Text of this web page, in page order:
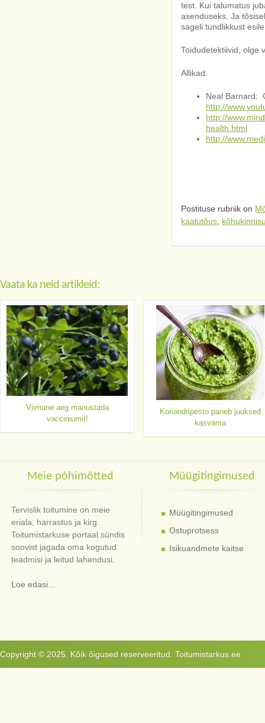
test. Kui talumatus
asenduseks. Ja
sageli tundlikkust
Toidudetektiivid, olge
Allikad:
Neal Barnard:
http://
http://
health.html
http://
Postituse rubriik on
kaalutõus
Vaata ka neid artikleid:
Viimane aeg manustada
vacciniumit!
Koriandripesto paneb juuksed
kasvama
Meie põhimõtted
Tervislik toitumine on meie
eriala, harrastus ja kirg.
Toitumistarkuse portaal sündis
soovist jagada oma kogutud
teadmisi ja leitud lahendusi.
Loe edasi...
Müügitingimused
Müügitingimused
Ostuprotsess
Isikuandmete kaitse
Copyright © 2025. Kõik õigused reserveeritud. Toitumistarkus.ee